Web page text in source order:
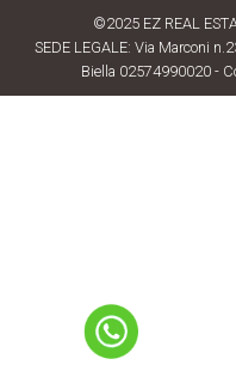
©2025 EZ REAL
SEDE LEGALE: Via Marconi
Biella 02574990020 -